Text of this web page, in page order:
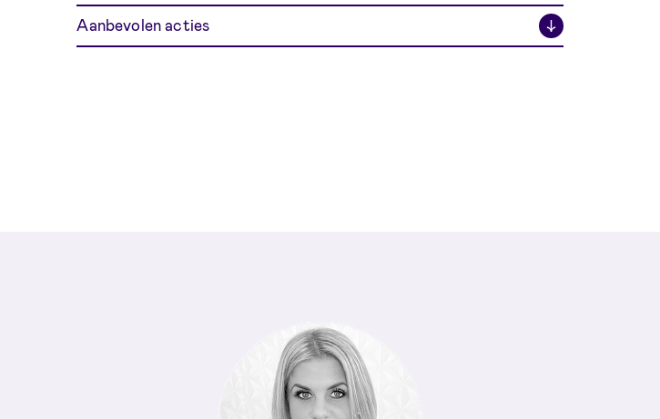
Aanbevolen acties ↓